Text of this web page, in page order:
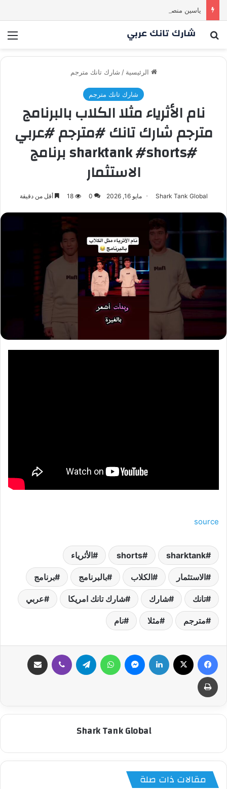
بحث عن
الرئيسية / شارك تانك مترجم
شارك تانك مترجم
نام الأثرياء مثلا الكلاب بالبرنامج
مترجم شارك تانك #مترجم #عربي
#sharktank #shorts برنامج
الاستثمار
Shark Tank Global مايو 16, 2026 0
18 أقل من دقيقة
source
sharktank
shorts الأثرياء
الاستثمار الكلاب بالبرنامج برنامج
تانك شارك شارك تانك امريكا عربي
مترجم مثلا نام
فيسبوك لينكدإن ماسنجر واتساب تيلقرام ڤايبر
طباعة
Shark Tank Global
مقالات ذات صلة